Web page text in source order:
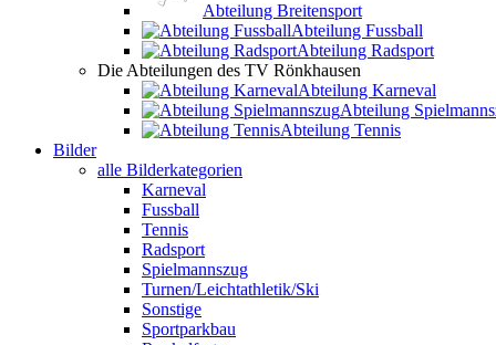
Abteilung Breitensport
Abteilung Fussball
Abteilung Radsport
Die Abteilungen des TV Rönkhausen
Abteilung Karneval
Abteilung
Abteilung Tennis
Bilder
alle Bilderkategorien
Karneval
Fussball
Tennis
Radsport
Spielmannszug
Turnen/Leichtathletik/Ski
Sonstige
Sportparkbau